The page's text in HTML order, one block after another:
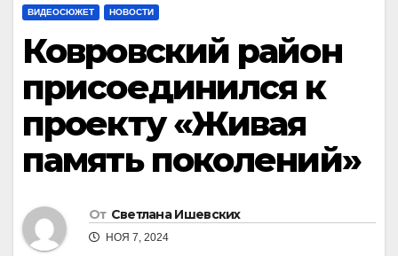
ВИДЕОСЮЖЕТ НОВОСТИ
Ковровский район
присоединился к
проекту «Живая
память поколений»
От Светлана Ишевских
НОЯ 7, 2024